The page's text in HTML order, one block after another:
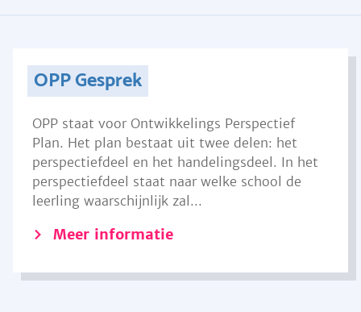
OPP Gesprek
OPP staat voor Ontwikkelings Perspectief
Plan. Het plan bestaat uit twee delen: het
perspectiefdeel en het handelingsdeel. In het
perspectiefdeel staat naar welke school de
leerling waarschijnlijk zal...
Meer informatie